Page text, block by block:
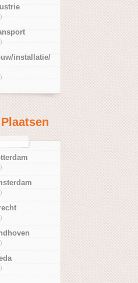
installatie/
Plaatsen